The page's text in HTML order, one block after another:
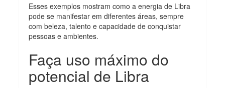
Esses exemplos mostram como a energia de Libra
pode se manifestar em diferentes áreas, sempre
com beleza, talento e capacidade de conquistar
pessoas e ambientes.
Faça uso máximo do
potencial de Libra